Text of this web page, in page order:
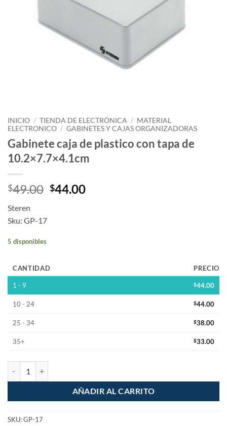
INICIO / TIENDA DE ELECTRÓNICA / MATERIAL
ELECTRONICO / GABINETES Y CAJAS ORGANIZADORAS
Gabinete caja de plastico con tapa de
10.2×7.7×4.1cm
$49.00 $44.00
Steren
Sku: GP-17
5 disponibles
CANTIDAD PRECIO
1 - 9 $44.00
10 - 24 $44.00
25 - 34 $38.00
35+ $33.00
AÑADIR AL CARRITO
SKU:GP-17